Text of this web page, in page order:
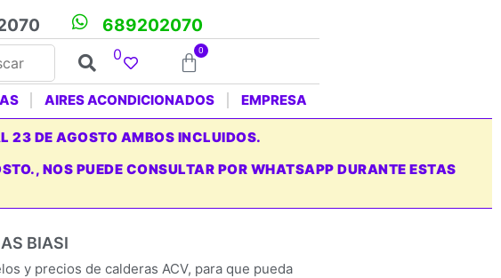
689202070
0 0
AIRES ACONDICIONADOS EMPRESA
23 DE AGOSTO AMBOS INCLUIDOS.
NOS PUEDE CONSULTAR POR WHATSAPP DURANTE ESTAS
BIASI
y precios de calderas ACV, para que pueda